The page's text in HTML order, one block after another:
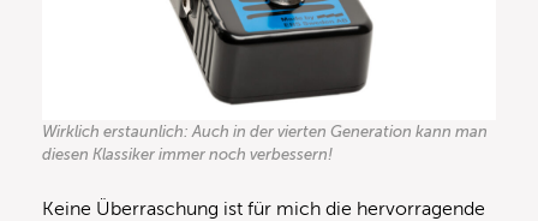
Wirklich erstaunlich: Auch in der vierten Generation kann man
diesen Klassiker immer noch verbessern!
Keine Überraschung ist für mich die hervorragende